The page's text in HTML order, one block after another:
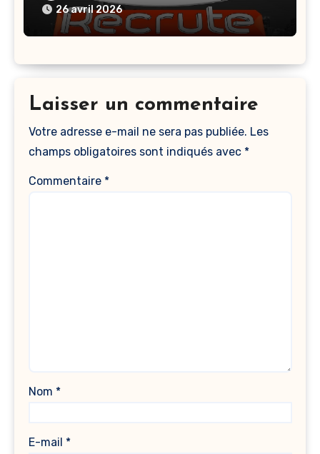
Recrute Plusieurs Profils En 2026
26 avril 2026
Laisser un commentaire
Votre adresse e-mail ne sera pas publiée. Les
champs obligatoires sont indiqués avec *
Commentaire *
Nom *
E-mail *